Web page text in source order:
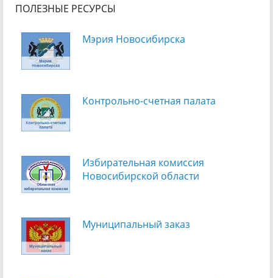
ПОЛЕЗНЫЕ РЕСУРСЫ
Мэрия Новосибирска
Контрольно-счетная палата
Избирательная комиссия
Новосибирской области
Муниципальный заказ